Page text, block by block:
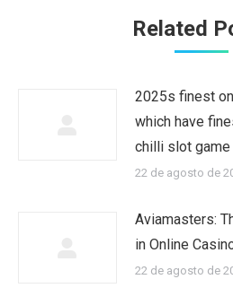
Related
2025s finest
which have
chilli slot game
22 de agosto de
Aviamasters:
in Online
22 de agosto de